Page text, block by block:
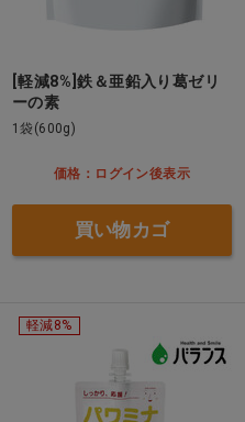
[軽減8%]鉄＆亜鉛入り葛ゼリ
ーの素
1袋(600g)
価格：ログイン後表示
買い物カゴ
軽減8%